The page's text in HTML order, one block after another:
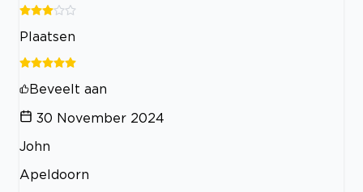
Plaatsen
Beveelt aan
30 November 2024
John
Apeldoorn